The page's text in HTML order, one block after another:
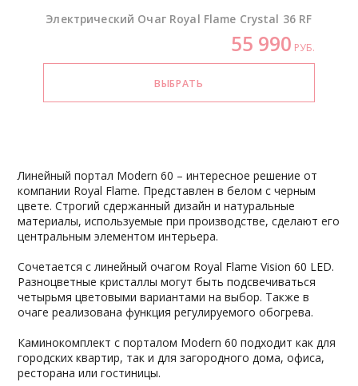
Электрический Очаг Royal Flame Crystal 36 RF
55 990 РУБ.
Линейный портал Modern 60 – интересное решение от
компании Royal Flame. Представлен в белом с черным
цвете. Строгий сдержанный дизайн и натуральные
материалы, используемые при производстве, сделают его
центральным элементом интерьера.
Сочетается с линейный очагом Royal Flame Vision 60 LED.
Разноцветные кристаллы могут быть подсвечиваться
четырьмя цветовыми вариантами на выбор. Также в
очаге реализована функция регулируемого обогрева.
Каминокомплект с порталом Modern 60 подходит как для
городских квартир, так и для загородного дома, офиса,
ресторана или гостиницы.